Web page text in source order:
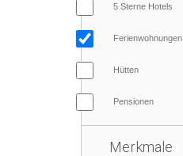
5 Sterne Hotels
Ferienwohnungen
Hütten
Pensionen
Merkmale